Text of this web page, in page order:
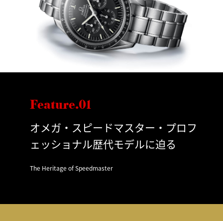
Feature.01
オメガ・スピードマスター・プロフ
ェッショナル歴代モデルに迫る
The Heritage of Speedmaster